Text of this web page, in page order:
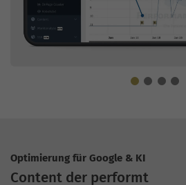
Optimierung für Google & KI
Content der performt